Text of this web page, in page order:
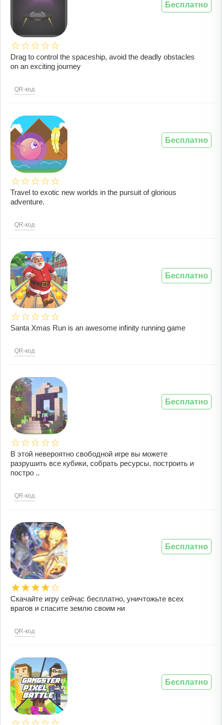
Drag to control the spaceship, avoid the deadly obstacles
on an exciting journey
QR-код
Бесплатно
Travel to exotic new worlds in the pursuit of glorious
adventure.
QR-код
Бесплатно
Santa Xmas Run is an awesome infinity running game
QR-код
Бесплатно
В этой невероятно свободной игре вы можете
разрушить все кубики, собрать ресурсы, построить и
постро ..
QR-код
Бесплатно
Скачайте игру сейчас бесплатно, уничтожьте всех
врагов и спасите землю своим ни
QR-код
Бесплатно
Бесплатно